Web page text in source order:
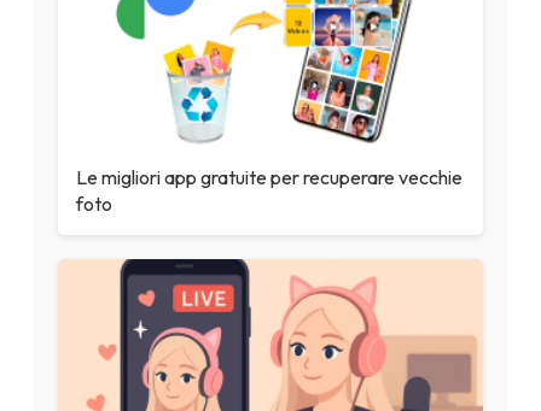
Le migliori app gratuite per recuperare vecchie
foto